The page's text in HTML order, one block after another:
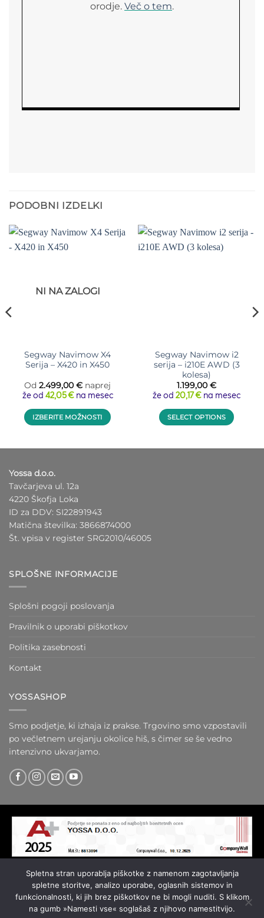
orodje. Več o tem.
PODOBNI IZDELKI
NI NA ZALOGI
Segway Navimow X4
Serija – X420 in X450
Od 2.499,00 € naprej
že od 42,05 €na mesec
IZBERITE MOŽNOSTI
lahko
izberete
na
strani
Segway Navimow i2
serija – i210E AWD (3
kolesa)
1.199,00 €
že od 20,17 € na mesec
SELECT OPTIONS
Yossa d.o.o.
Tavčarjeva ul. 12a
4220 Škofja Loka
ID za DDV: SI22891943
Matična številka: 3866874000
Št. vpisa v register SRG2010/46005
SPLOŠNE INFORMACIJE
Splošni pogoji poslovanja
Pravilnik o uporabi piškotkov
Politika zasebnosti
Kontakt
YOSSASHOP
Smo podjetje, ki izhaja iz prakse. Trgovino smo vzpostavili
po večletnem urejanju okolice hiš, s čimer se še vedno
intenzivno ukvarjamo.
Visa MasterCardPayPal Credit
Card
O NAS KONTAKT
Spletna stran uporablja piškotke z namenom zagotavljanja
spletne storitve, analizo uporabe, oglasnih sistemov in
funkcionalnosti, ki jih brez piškotkov ne bi mogli nuditi. S klikom
na gumb »Namesti vse« soglašaš z njihovo namestitvijo.